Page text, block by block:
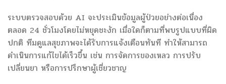
ระบบตรวจสอบด้วย AI จะประเมินข้อมูลผู้ป่วยอย่างต่อเนื่อง
ตลอด 24 ชั่วโมงโดยไม่หยุดชะงัก เมื่อใดก็ตามที่พบรูปแบบที่ผิด
ปกติ ทีมดูแลสุขภาพจะได้รับการแจ้งเตือนทันที ทำให้สามารถ
ดำเนินการแก้ไขได้เร็วขึ้น เช่น การจัดการของเหลว การปรับ
เปลี่ยนยา หรือการปรึกษาผู้เชี่ยวชาญ